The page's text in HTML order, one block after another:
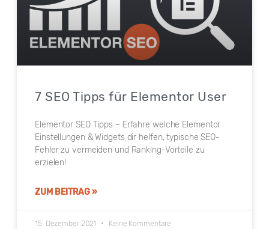
7 SEO Tipps für Elementor User
Elementor SEO Tipps – Erfahre welche Elementor
Einstellungen & Widgets dir helfen, typische SEO-
Fehler zu vermeiden und Ranking-Vorteile zu
erzielen!
ZUM BEITRAG »
15. Dezember 2021 Keine Kommentare